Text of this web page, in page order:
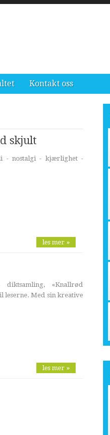
Kontakt oss
skjult
- nostalgi - kjærlighet -
les mer »
«Knallrød
leserne. Med sin kreative
les mer »